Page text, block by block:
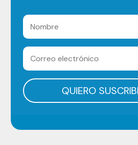
QUIERO